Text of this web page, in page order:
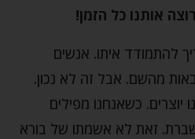
אותנו כל הזמן!
להתמודד איתו. אנשים
מהשם. אבל זה לא נכון.
יוצרים. כשאנחנו מפילים
זאת לא אשמתו של בורא